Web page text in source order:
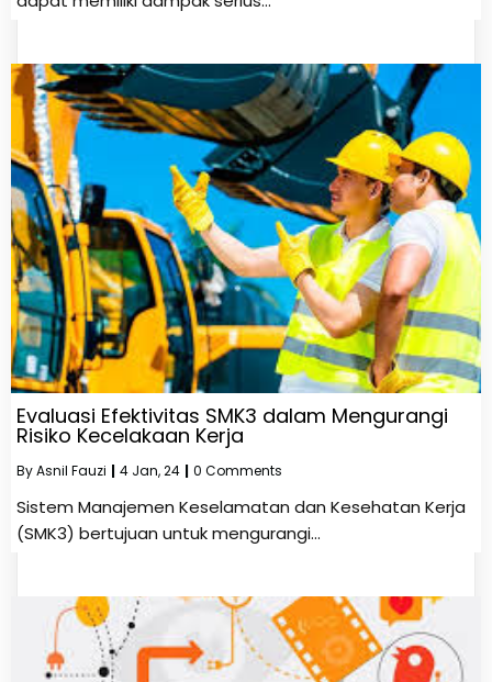
Evaluasi Efektivitas SMK3 dalam Mengurangi
Risiko Kecelakaan Kerja
ByAsnil Fauzi | 4 Jan, 24 | 0 Comments
Sistem Manajemen Keselamatan dan Kesehatan Kerja
(SMK3) bertujuan untuk mengurangi…